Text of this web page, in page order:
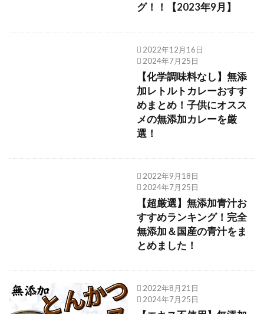
グ！！【2023年9月】
2022年12月16日
2024年7月25日
【化学調味料なし】無添
加レトルトカレーおすす
めまとめ！子供にオスス
メの無添加カレーを厳
選！
2022年9月18日
2024年7月25日
【超厳選】無添加青汁お
すすめランキング！完全
無添加＆国産の青汁をま
とめました！
2022年8月21日
2024年7月25日